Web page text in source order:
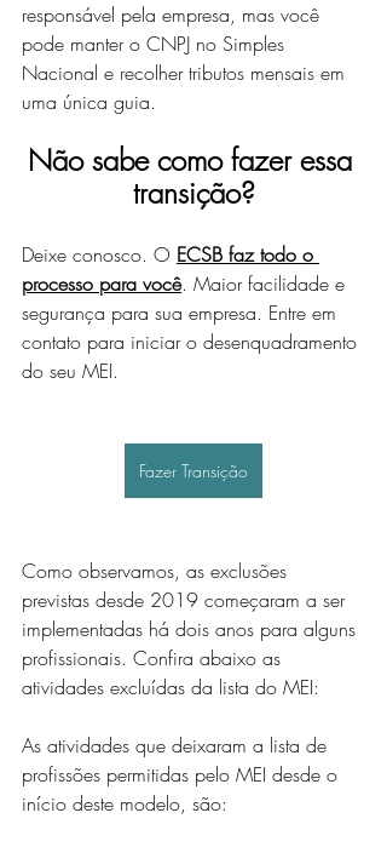
responsável pela empresa, mas você
pode manter o CNPJ no Simples
Nacional e recolher tributos mensais em
uma única guia.
Não sabe como fazer essa
transição?
Deixe conosco. O ECSB faz todo o
processo para você. Maior facilidade e
segurança para sua empresa. Entre em
contato para iniciar o desenquadramento
do seu MEI.
Fazer Transição
Como observamos, as exclusões
previstas desde 2019 começaram a ser
implementadas há dois anos para alguns
profissionais. Confira abaixo as
atividades excluídas da lista do MEI:
As atividades que deixaram a lista de
profissões permitidas pelo MEI desde o
início deste modelo, são: